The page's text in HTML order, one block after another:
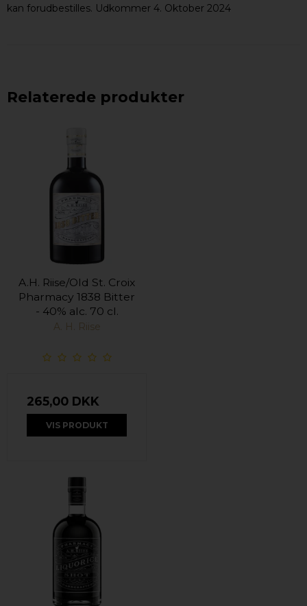
kan forudbestilles. Udkommer 4. Oktober 2024
Relaterede produkter
A.H. Riise/Old St. Croix
Pharmacy 1838 Bitter
- 40% alc. 70 cl.
A. H. Riise
265,00 DKK
VIS PRODUKT